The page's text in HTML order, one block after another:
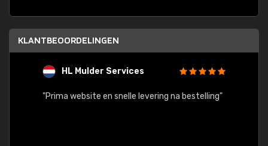
KLANTBEOORDELINGEN
HL Mulder Services
"Prima website en snelle levering na bestelling"